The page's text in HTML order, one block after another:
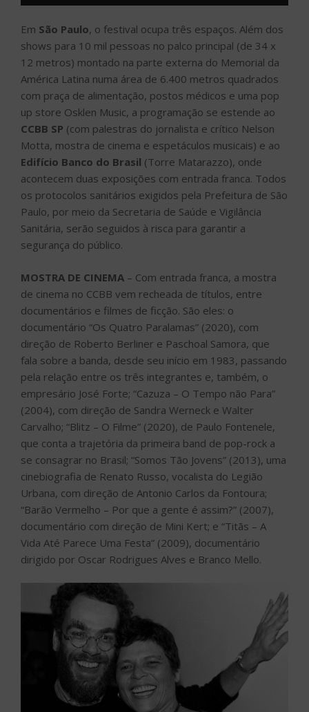
Em São Paulo, o festival ocupa três espaços. Além dos
shows para 10 mil pessoas no palco principal (de 34 x
12 metros) montado na parte externa do Memorial da
América Latina numa área de 6.400 metros quadrados
com praça de alimentação, postos médicos e uma pop
up store Osklen Music, a programação se estende ao
CCBB SP (com palestras do jornalista e crítico Nelson
Motta, mostra de cinema e espetáculos musicais) e ao
Edifício Banco do Brasil (Torre Matarazzo), onde
acontecem duas exposições com entrada franca. Todos
os protocolos sanitários exigidos pela Prefeitura de São
Paulo, por meio da Secretaria de Saúde e Vigilância
Sanitária, serão seguidos à risca para garantir a
segurança do público.
MOSTRA DE CINEMA – Com entrada franca, a mostra
de cinema no CCBB vem recheada de títulos, entre
documentários e filmes de ficção. São eles: o
documentário “Os Quatro Paralamas” (2020), com
direção de Roberto Berliner e Paschoal Samora, que
fala sobre a banda, desde seu início em 1983, passando
pela relação entre os três integrantes e, também, o
empresário José Forte; “Cazuza – O Tempo não Para”
(2004), com direção de Sandra Werneck e Walter
Carvalho; “Blitz – O Filme” (2020), de Paulo Fontenele,
que conta a trajetória da primeira band de pop-rock a
se consagrar no Brasil; “Somos Tão Jovens” (2013), uma
cinebiografia de Renato Russo, vocalista do Legião
Urbana, com direção de Antonio Carlos da Fontoura;
“Barão Vermelho – Por que a gente é assim?” (2007),
documentário com direção de Mini Kert; e “Titãs – A
Vida Até Parece Uma Festa” (2009), documentário
dirigido por Oscar Rodrigues Alves e Branco Mello.